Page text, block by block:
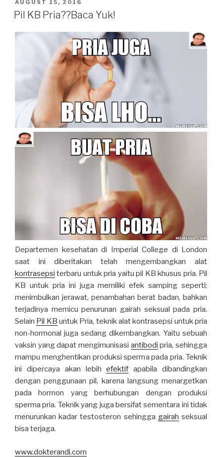
ON
AUGUST 15, 2016
Pil KB Pria??Baca Yuk!
Departemen kesehatan di Imperial College di London
saat ini diberitakan telah mengembangkan alat
kontrasepsi terbaru untuk pria yaitu pil KB khusus pria. Pil
KB untuk pria ini juga memiliki efek samping seperti;
menimbulkan jerawat, penambahan berat badan, bahkan
terjadinya memicu penurunan gairah seksual pada pria.
Selain Pil KB untuk Pria, teknik alat kontrasepsi untuk pria
non-hormonal juga sedang dikembangkan. Yaitu sebuah
vaksin yang dapat mengimunisasi antibodi pria, sehingga
mampu menghentikan produksi sperma pada pria. Teknik
ini dipercaya akan lebihefektif apabila dibandingkan
dengan penggunaan pil, karena langsung menargetkan
pada hormon yang berhubungan dengan produksi
sperma pria. Teknik yang juga bersifat sementara ini tidak
menurunkan kadar testosteron sehingga gairah seksual
bisa terjaga.
www.dokterandi.com